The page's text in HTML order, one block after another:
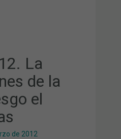
La
de la
el
de 2012